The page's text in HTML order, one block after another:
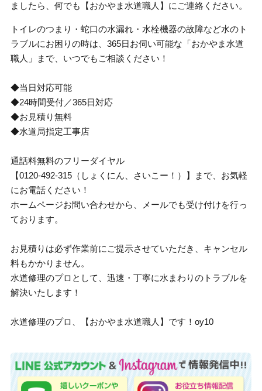
ましたら、何でも【おかやま水道職人】にご連絡ください。
トイレのつまり・蛇口の水漏れ・水栓機器の故障など水のト
ラブルにお困りの時は、365日お伺い可能な「おかやま水道
職人」まで、いつでもご相談ください！
◆当日対応可能
◆24時間受付／365日対応
◆お見積り無料
◆水道局指定工事店
通話料無料のフリーダイヤル
【0120-492-315（しょくにん、さいこー！）】まで、お気軽
にお電話ください！
ホームページお問い合わせから、メールでも受け付けを行っ
ております。
お見積りは必ず作業前にご提示させていただき、キャンセル
料もかかりません。
水道修理のプロとして、迅速・丁寧に水まわりのトラブルを
解決いたします！
水道修理のプロ、【おかやま水道職人】です！oy10